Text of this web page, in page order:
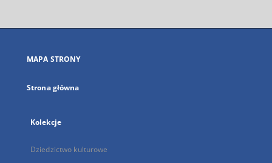
się
karcie
MAPA STRONY
Strona główna
Kolekcje
Dziedzictwo kulturowe